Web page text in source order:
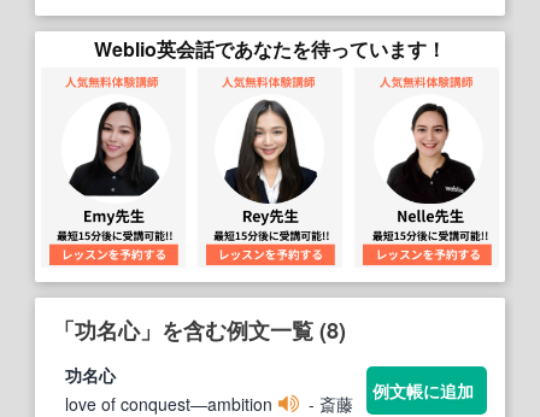
Weblio英会話であなたを待っています！
「功名心」を含む例文一覧 (8)
功名心
love of conquest―ambition
- 斎藤
例文帳に追加